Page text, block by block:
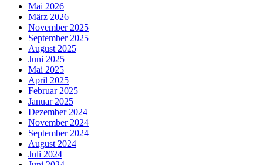
Mai 2026
März 2026
November 2025
September 2025
August 2025
Juni 2025
Mai 2025
April 2025
Februar 2025
Januar 2025
Dezember 2024
November 2024
September 2024
August 2024
Juli 2024